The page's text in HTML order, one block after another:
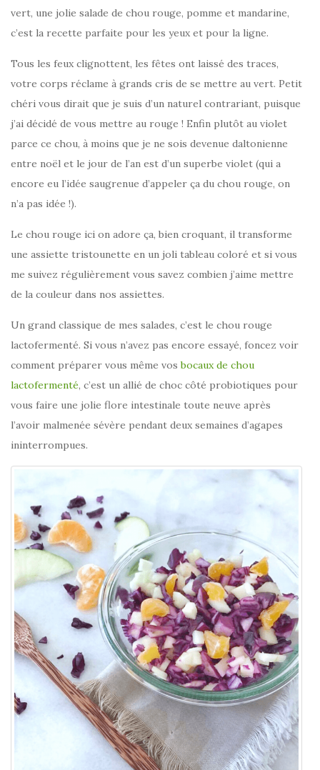
vert, une jolie salade de chou rouge, pomme et mandarine,
c’est la recette parfaite pour les yeux et pour la ligne.
Tous les feux clignottent, les fêtes ont laissé des traces,
votre corps réclame à grands cris de se mettre au vert. Petit
chéri vous dirait que je suis d’un naturel contrariant, puisque
j’ai décidé de vous mettre au rouge ! Enfin plutôt au violet
parce ce chou, à moins que je ne sois devenue daltonienne
entre noël et le jour de l’an est d’un superbe violet (qui a
encore eu l’idée saugrenue d’appeler ça du chou rouge, on
n’a pas idée !).
Le chou rouge ici on adore ça, bien croquant, il transforme
une assiette tristounette en un joli tableau coloré et si vous
me suivez régulièrement vous savez combien j’aime mettre
de la couleur dans nos assiettes.
Un grand classique de mes salades, c’est le chou rouge
lactofermenté. Si vous n’avez pas encore essayé, foncez voir
comment préparer vous même vosbocaux de chou
lactofermenté, c’est un allié de choc côté probiotiques pour
vous faire une jolie flore intestinale toute neuve après
l’avoir malmenée sévère pendant deux semaines d’agapes
ininterrompues.